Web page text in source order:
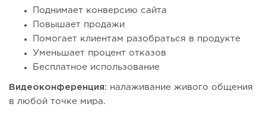
Поднимает конверсию сайта
Повышает продажи
Помогает клиентам разобраться в продукте
Уменьшает процент отказов
Бесплатное использование
Видеоконференция: налаживание живого общения
в любой точке мира.